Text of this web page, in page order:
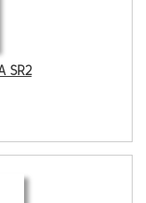
SR2